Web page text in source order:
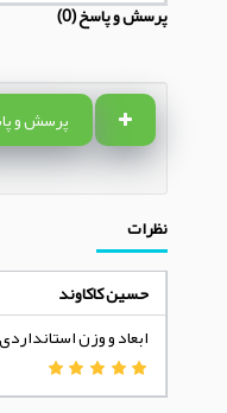
پرسش و پاسخ (0)
پرسش و
نظرات
حسین کاکاوند
ابعاد و وزن